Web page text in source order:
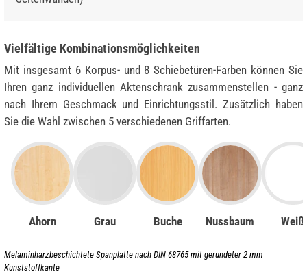
Vielfältige Kombinationsmöglichkeiten
Mit insgesamt 6 Korpus- und 8 Schiebetüren-Farben können Sie
Ihren ganz individuellen Aktenschrank zusammenstellen - ganz
nach Ihrem Geschmack und Einrichtungsstil. Zusätzlich haben
Sie die Wahl zwischen 5 verschiedenen Griffarten.
Ahorn Grau Buche Nussbaum Weiß
Melaminharzbeschichtete Spanplatte nach DIN 68765 mit gerundeter 2 mm
Kunststoffkante